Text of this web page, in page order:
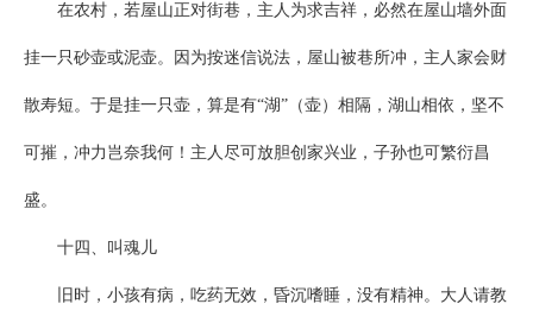
在农村，若屋山正对街巷，主人为求吉祥，必然在屋山墙外面
挂一只砂壶或泥壶。因为按迷信说法，屋山被巷所冲，主人家会财
散寿短。于是挂一只壶，算是有“湖”（壶）相隔，湖山相依，坚不
可摧，冲力岂奈我何！主人尽可放胆创家兴业，子孙也可繁衍昌
盛。
十四、叫魂儿
旧时，小孩有病，吃药无效，昏沉嗜睡，没有精神。大人请教